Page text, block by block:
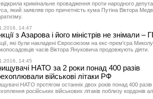
кримінальне провадження проти народного
який заявляв про причетність кума Путіна Віктора
14:47
з Азарова і його міністрів не знімали –
які були накладені Євросоюзом на екс-прем'єра
часів Віктора Януковича продовжують діяти.
14:45
НАТО за 2 роки понад 400 разів
військові літаки РФ
НАТО протягом останніх двох років понад 400 разів
російських військових літаків поблизу кордонів